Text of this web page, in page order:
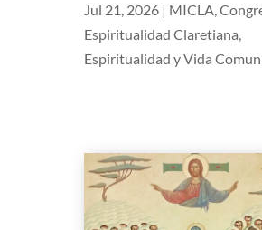
Jul 21, 2026 | MICLA,
Espiritualidad Claretiana,
Espiritualidad y Vida